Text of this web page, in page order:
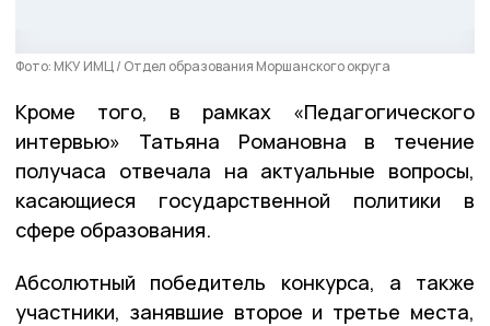
Фото: МКУ ИМЦ / Отдел образования Моршанского округа
Кроме того, в рамках «Педагогического
интервью» Татьяна Романовна в течение
получаса отвечала на актуальные вопросы,
касающиеся государственной политики в
сфере образования.
Абсолютный победитель конкурса, а также
участники, занявшие второе и третье места,